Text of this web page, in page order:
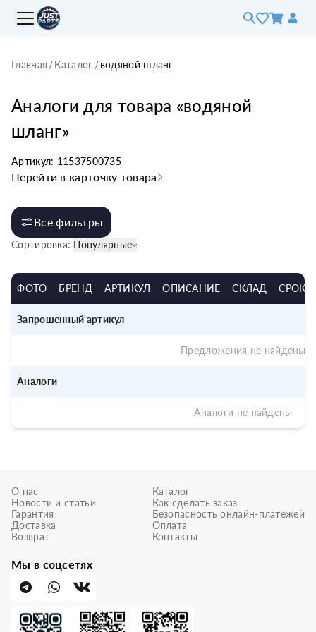
Главная /Каталог /водяной шланг
Аналоги для товара «водяной
шланг»
Артикул: 11537500735
Перейти в карточку товара
Все фильтры
Сортировка: Популярные
ФОТО БРЕНД АРТИКУЛ ОПИСАНИЕ СКЛАД СРОК
Запрошенный артикул
Предложения не найдены
Аналоги
Аналоги не найдены
О нас
Новости и статьи
Гарантия
Доставка
Возврат
Каталог
Как сделать заказ
Безопасность онлайн-платежей
Оплата
Контакты
Мы в соцсетях